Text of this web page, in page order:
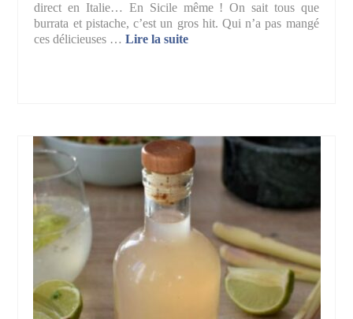
direct en Italie… En Sicile même ! On sait tous que
burrata et pistache, c’est un gros hit. Qui n’a pas mangé
ces délicieuses …Lire la suite­­